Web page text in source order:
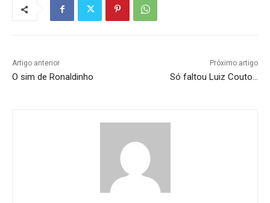
Artigo anterior
O sim de Ronaldinho
Próximo artigo
Só faltou Luiz Couto…